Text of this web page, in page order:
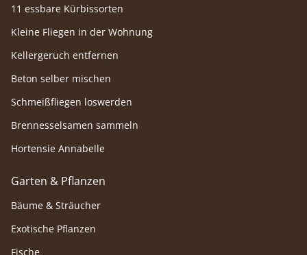
11 essbare Kürbissorten
Kleine Fliegen in der Wohnung
Kellergeruch entfernen
Beton selber mischen
Schmeißfliegen loswerden
Brennesselsamen sammeln
Hortensie Annabelle
Garten & Pflanzen
Bäume & Sträucher
Exotische Pflanzen
Fische